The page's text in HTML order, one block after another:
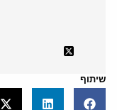
שיתוף